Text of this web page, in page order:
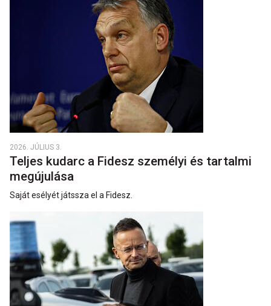
2026. JÚLIUS 3.
Teljes kudarc a Fidesz személyi és tartalmi
megújulása
Saját esélyét játssza el a Fidesz.